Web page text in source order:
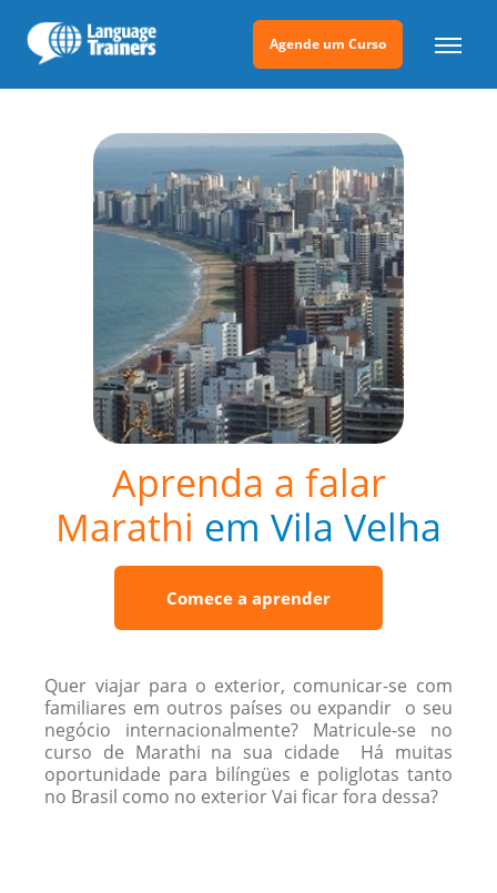
Agende um Curso
Aprenda a falar
Marathi em Vila Velha
Comece a aprender
Quer viajar para o exterior, comunicar-se com
familiares em outros países ou expandir o seu
negócio internacionalmente? Matricule-se no
curso de Marathi na sua cidade Há muitas
oportunidade para bilíngües e poliglotas tanto
no Brasil como no exterior Vai ficar fora dessa?